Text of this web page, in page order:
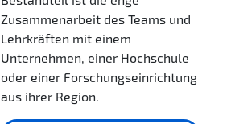
Zusammenarbeit des Teams und
Lehrkräften mit einem
Unternehmen, einer Hochschule
oder einer Forschungseinrichtung
aus ihrer Region.